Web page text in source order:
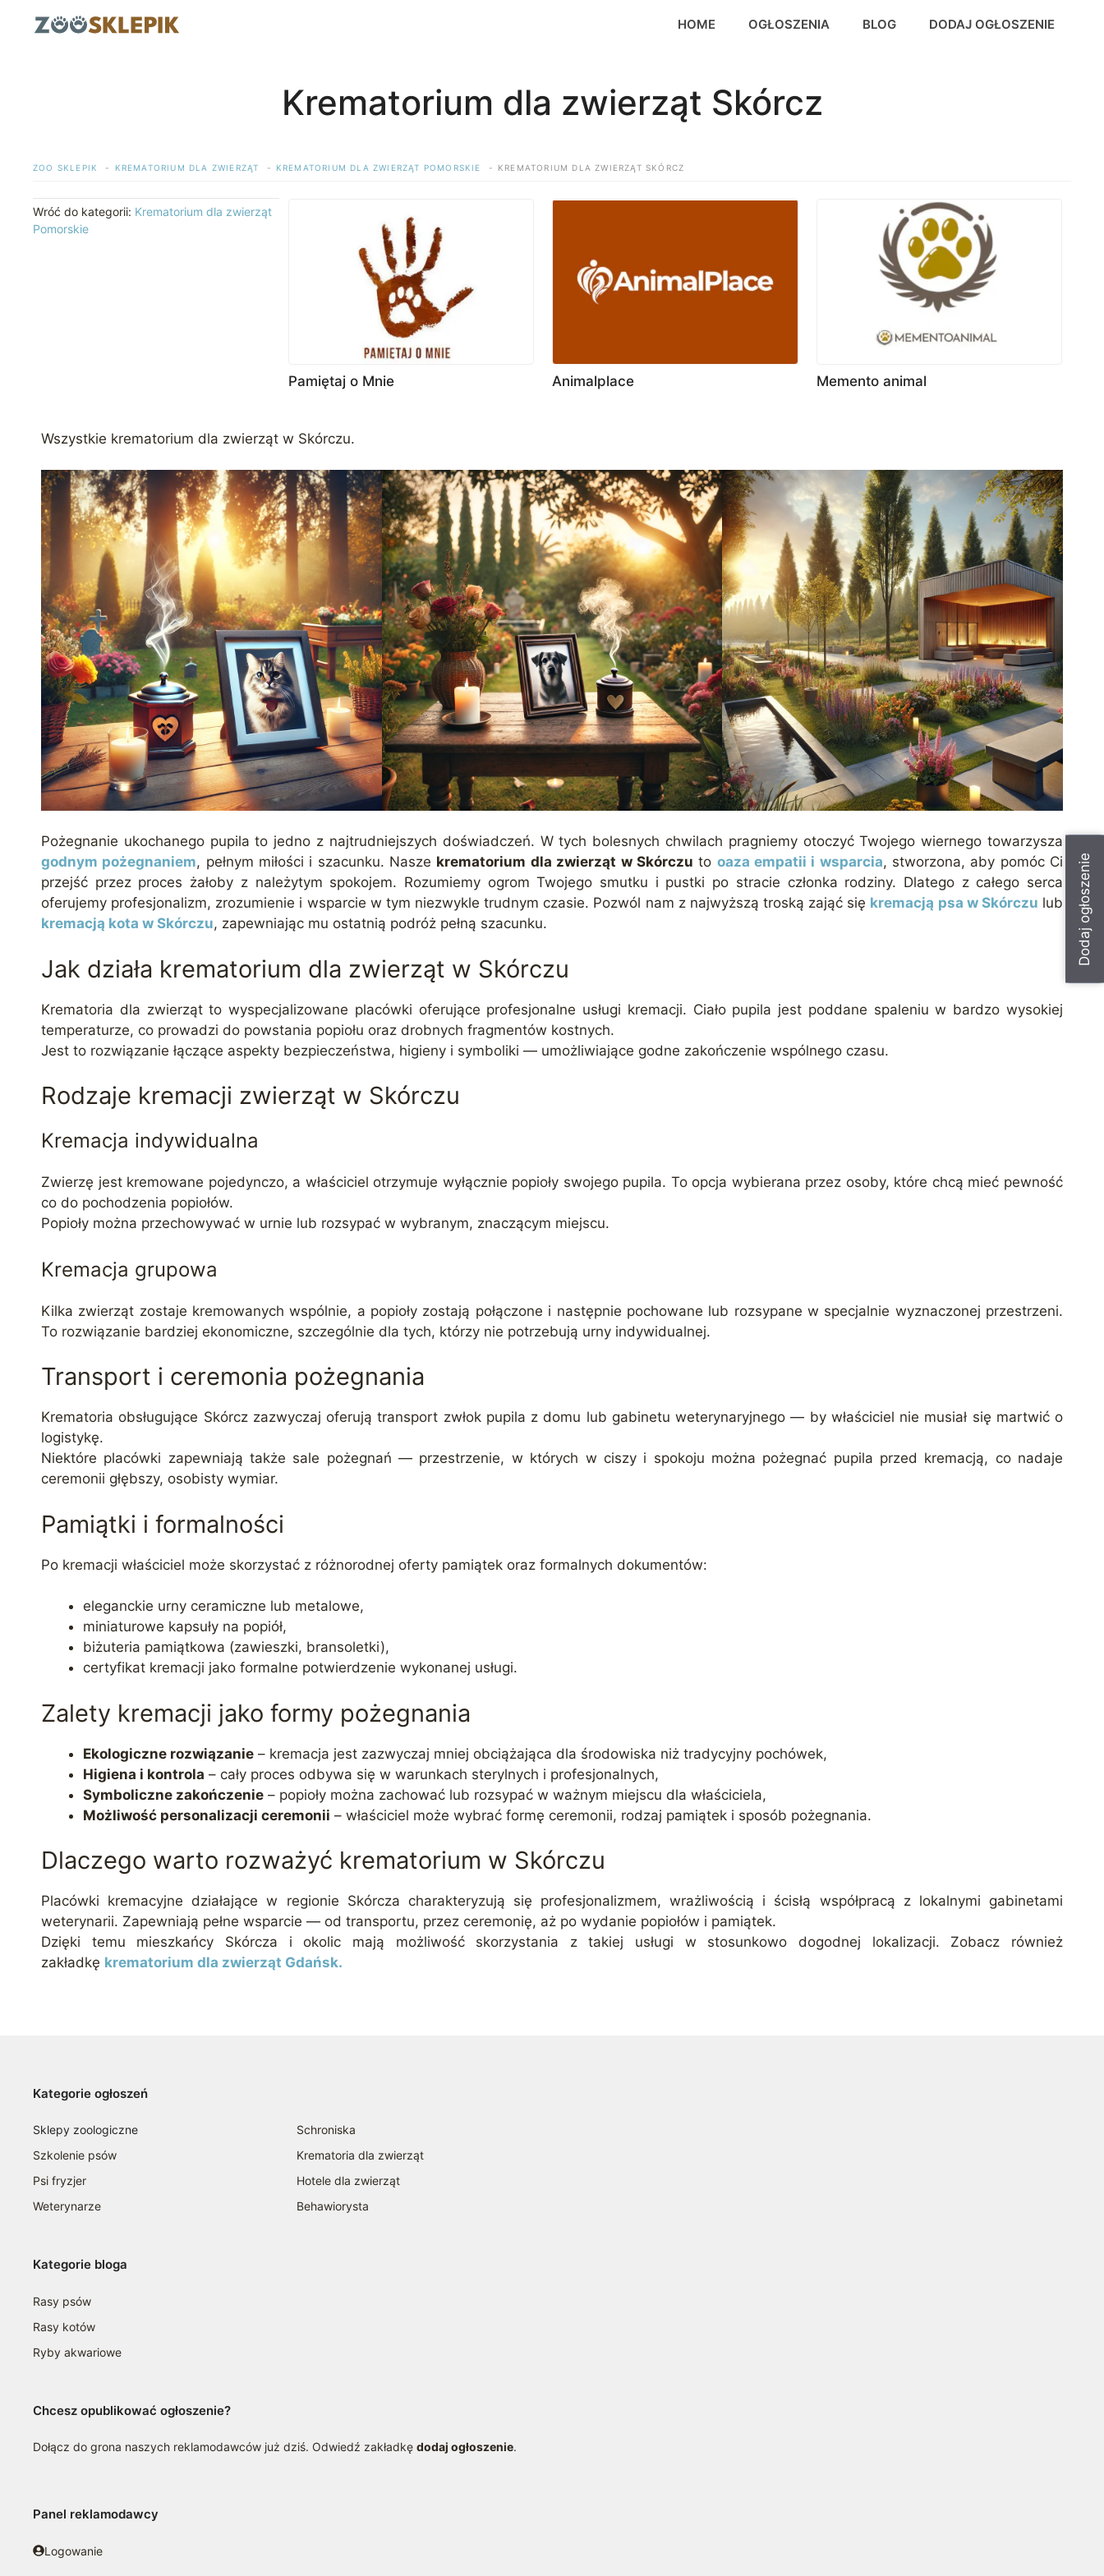
HOME OGŁOSZENIA BLOG DODAJ OGŁOSZENIE
Krematorium dla zwierząt Skórcz
ZOO SKLEPIK KREMATORIUM DLA ZWIERZĄT KREMATORIUM DLA ZWIERZĄT POMORSKIE KREMATORIUM DLA ZWIERZĄT SKÓRCZ
Wróć do kategorii: Krematorium dla zwierząt
Pomorskie
Pamiętaj o Mnie Animalplace Memento animal
Dodaj ogłoszenie
Wszystkie krematorium dla zwierząt w Skórczu.
Pożegnanie ukochanego pupila to jedno z najtrudniejszych doświadczeń. W tych bolesnych chwilach pragniemy otoczyć Twojego wiernego towarzysza
godnym pożegnaniem, pełnym miłości i szacunku. Nasze krematorium dla zwierząt w Skórczu to oaza empatii i wsparcia, stworzona, aby pomóc Ci
przejść przez proces żałoby z należytym spokojem. Rozumiemy ogrom Twojego smutku i pustki po stracie członka rodziny. Dlatego z całego serca
oferujemy profesjonalizm, zrozumienie i wsparcie w tym niezwykle trudnym czasie. Pozwól nam z najwyższą troską zająć się kremacją psa w Skórczu lub
kremacją kota w Skórczu, zapewniając mu ostatnią podróż pełną szacunku.
Jak działa krematorium dla zwierząt w Skórczu
Krematoria dla zwierząt to wyspecjalizowane placówki oferujące profesjonalne usługi kremacji. Ciało pupila jest poddane spaleniu w bardzo wysokiej
temperaturze, co prowadzi do powstania popiołu oraz drobnych fragmentów kostnych.
Jest to rozwiązanie łączące aspekty bezpieczeństwa, higieny i symboliki — umożliwiające godne zakończenie wspólnego czasu.
Rodzaje kremacji zwierząt w Skórczu
Kremacja indywidualna
Zwierzę jest kremowane pojedynczo, a właściciel otrzymuje wyłącznie popioły swojego pupila. To opcja wybierana przez osoby, które chcą mieć pewność
co do pochodzenia popiołów.
Popioły można przechowywać w urnie lub rozsypać w wybranym, znaczącym miejscu.
Kremacja grupowa
Kilka zwierząt zostaje kremowanych wspólnie, a popioły zostają połączone i następnie pochowane lub rozsypane w specjalnie wyznaczonej przestrzeni.
To rozwiązanie bardziej ekonomiczne, szczególnie dla tych, którzy nie potrzebują urny indywidualnej.
Transport i ceremonia pożegnania
Krematoria obsługujące Skórcz zazwyczaj oferują transport zwłok pupila z domu lub gabinetu weterynaryjnego — by właściciel nie musiał się martwić o
logistykę.
Niektóre placówki zapewniają także sale pożegnań — przestrzenie, w których w ciszy i spokoju można pożegnać pupila przed kremacją, co nadaje
ceremonii głębszy, osobisty wymiar.
Pamiątki i formalności
Po kremacji właściciel może skorzystać z różnorodnej oferty pamiątek oraz formalnych dokumentów:
eleganckie urny ceramiczne lub metalowe,
miniaturowe kapsuły na popiół,
biżuteria pamiątkowa (zawieszki, bransoletki),
certyfikat kremacji jako formalne potwierdzenie wykonanej usługi.
Zalety kremacji jako formy pożegnania
Ekologiczne rozwiązanie – kremacja jest zazwyczaj mniej obciążająca dla środowiska niż tradycyjny pochówek,
Higiena i kontrola – cały proces odbywa się w warunkach sterylnych i profesjonalnych,
Symboliczne zakończenie – popioły można zachować lub rozsypać w ważnym miejscu dla właściciela,
Możliwość personalizacji ceremonii – właściciel może wybrać formę ceremonii, rodzaj pamiątek i sposób pożegnania.
Dlaczego warto rozważyć krematorium w Skórczu
Placówki kremacyjne działające w regionie Skórcza charakteryzują się profesjonalizmem, wrażliwością i ścisłą współpracą z lokalnymi gabinetami
weterynarii. Zapewniają pełne wsparcie — od transportu, przez ceremonię, aż po wydanie popiołów i pamiątek.
Dzięki temu mieszkańcy Skórcza i okolic mają możliwość skorzystania z takiej usługi w stosunkowo dogodnej lokalizacji. Zobacz również
zakładkę krematorium dla zwierząt Gdańsk.
Kategorie ogłoszeń
Sklepy zoologiczne
Szkolenie psów
Psi fryzjer
Weterynarze
Schroniska
Krematoria dla zwierząt
Hotele dla zwierząt
Behawiorysta
Kategorie bloga
Rasy psów
Rasy kotów
Ryby akwariowe
Chcesz opublikować ogłoszenie?
Dołącz do grona naszych reklamodawców już dziś. Odwiedź zakładkę dodaj ogłoszenie.
Panel reklamodawcy
Logowanie